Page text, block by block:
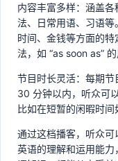
内容丰富多样：涵盖
法、日常用语、习语
时间、金钱等方面的
法，如 “as soon as” 的
节目时长灵活：每期
30 分钟以内，听众可
比如在短暂的闲暇时
通过这档播客，听众
英语的理解和运用能